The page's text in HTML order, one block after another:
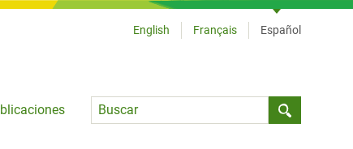
Language
English Français Español